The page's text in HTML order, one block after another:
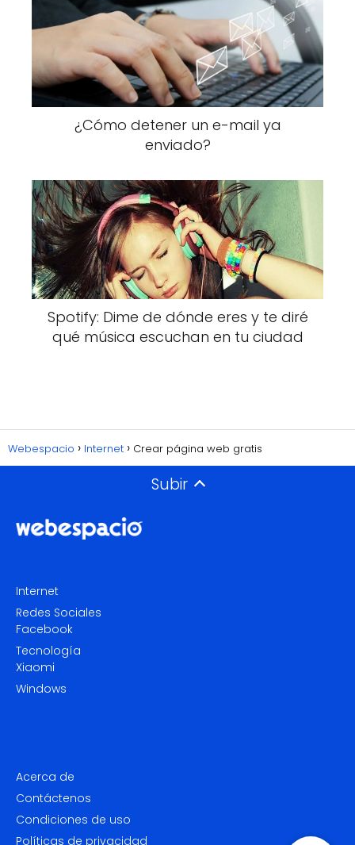
¿Cómo detener un e-mail ya
enviado?
Spotify: Dime de dónde eres y te diré
qué música escuchan en tu ciudad
Webespacio Internet Crear página web gratis
Subir
Internet
Redes Sociales
Facebook
Tecnología
Xiaomi
Windows
Acerca de
Contáctenos
Condiciones de uso
Políticas de privacidad